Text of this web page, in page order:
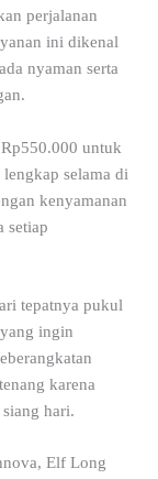
perjalanan
ini dikenal
nyaman serta
untuk
selama di
kenyamanan
setiap
tepatnya pukul
ingin
karena
hari.
Elf Long